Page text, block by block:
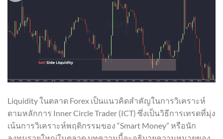
Liquidity ในตลาด Forex เป็นแนวคิดสำคัญในการวิเคราะห์
ตามหลักการ Inner Circle Trader (ICT) ซึ่งเป็นวิธีการเทรดที่มุ่ง
เน้นการวิเคราะห์พฤติกรรมของ “Smart Money” หรือนัก